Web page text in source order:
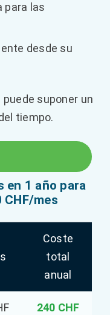
para las
desde su
suponer un
tiempo.
en 1 año para
CHF/mes
Coste
total
anual
240 CHF